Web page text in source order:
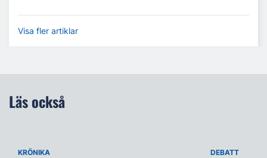
Visa fler artiklar
Läs också
KRÖNIKA DEBATT